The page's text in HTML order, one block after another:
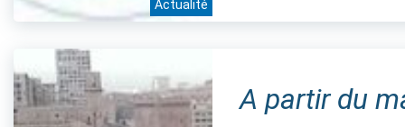
Actualité
A partir du